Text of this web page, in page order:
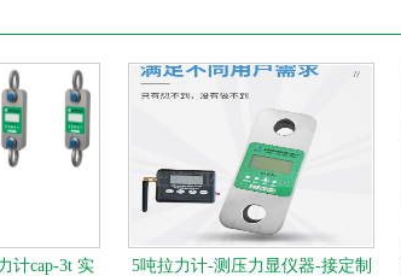
计cap-3t 实 5吨拉力计-测压力显仪器-接定制